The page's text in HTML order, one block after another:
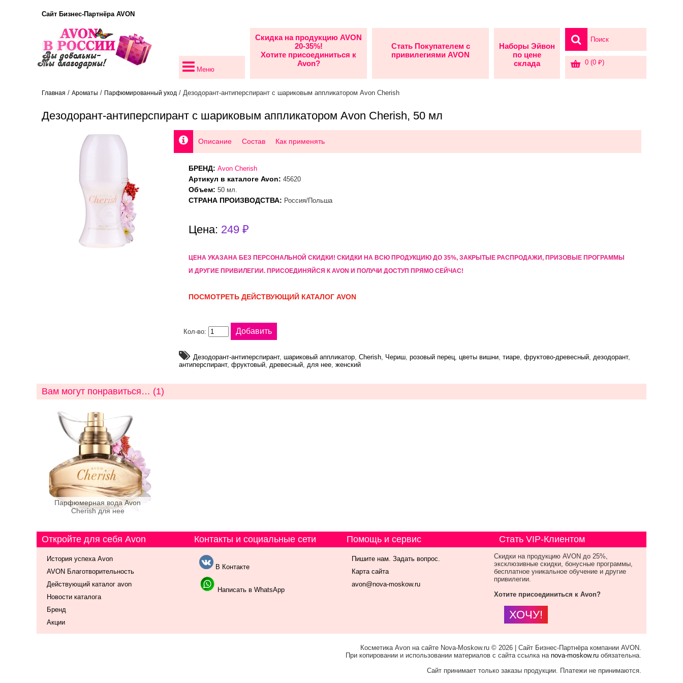
Сайт Бизнес-Партнёра AVON
Скидка на продукцию AVON
20-35%!
Хотите присоединиться к
Avon?
Стать Покупателем с
привилегиями AVON
Наборы Эйвон
по цене
склада
0 (0 ₽)
Меню
Главная / Ароматы / Парфюмированный уход / Дезодорант-антиперспирант с шариковым аппликатором Avon Cherish
Дезодорант-антиперспирант с шариковым аппликатором Avon Cherish, 50 мл
Описание Состав Как применять
БРЕНД: Avon Cherish
Артикул в каталоге Avon: 45620
Объем: 50 мл.
СТРАНА ПРОИЗВОДСТВА: Россия/Польша
Цена: 249 ₽
ЦЕНА УКАЗАНА БЕЗ ПЕРСОНАЛЬНОЙ СКИДКИ! CКИДКИ НА ВСЮ ПРОДУКЦИЮ ДО 35%, ЗАКРЫТЫЕ РАСПРОДАЖИ, ПРИЗОВЫЕ ПРОГРАММЫ
И ДРУГИЕ ПРИВИЛЕГИИ. ПРИСОЕДИНЯЙСЯ К AVON И ПОЛУЧИ ДОСТУП ПРЯМО СЕЙЧАС!
ПОСМОТРЕТЬ ДЕЙСТВУЮЩИЙ КАТАЛОГ AVON
Кол-во:
Дезодорант-антиперспирант, шариковый аппликатор, Cherish, Чериш, розовый перец, цветы вишни, тиаре, фруктово-древесный, дезодорант,
антиперспирант, фруктовый, древесный, для нее, женский
Вам могут понравиться… (1)
Парфюмерная вода Avon
Cherish для нее
Откройте для себя Avon
История успеха Avon
AVON Благотворительность
Действующий каталог avon
Новости каталога
Бренд
Акции
Контакты и социальные сети
В Контакте
Написать в WhatsApp
Помощь и сервис
Пишите нам. Задать вопрос.
Карта сайта
avon@nova-moskow.ru
Стать VIP-Клиентом
Скидки на продукцию AVON до 25%,
эксклюзивные скидки, бонусные программы,
бесплатное уникальное обучение и другие
привилегии.
Хотите присоединиться к Avon?
ХОЧУ!
Косметика Avon на сайте Nova-Moskow.ru © 2026 | Сайт Бизнес-Партнёра компании AVON.
При копировании и использовании материалов с сайта ссылка на nova-moskow.ru обязательна.
Сайт принимает только заказы продукции. Платежи не принимаются.